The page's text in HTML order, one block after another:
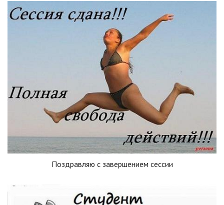
Поздравляю с завершением сессии